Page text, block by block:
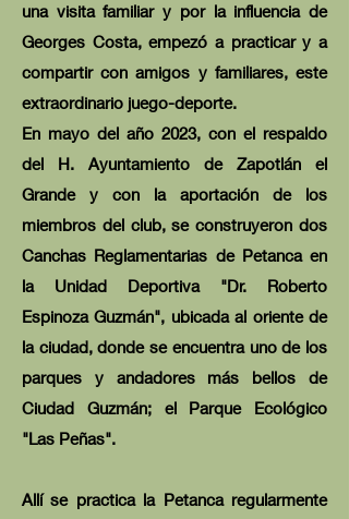
una visita familiar y por la influencia de
Georges Costa, empezó a practicar y a
compartir con amigos y familiares, este
extraordinario juego-deporte.
En mayo del año 2023, con el respaldo
del H. Ayuntamiento de Zapotlán el
Grande y con la aportación de los
miembros del club, se construyeron dos
Canchas Reglamentarias de Petanca en
la Unidad Deportiva "Dr. Roberto
Espinoza Guzmán", ubicada al oriente de
la ciudad, donde se encuentra uno de los
parques y andadores más bellos de
Ciudad Guzmán; el Parque Ecológico
"Las Peñas".
Allí se practica la Petanca regularmente